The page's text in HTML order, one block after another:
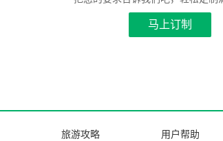
马上订制
旅游攻略 用户帮助